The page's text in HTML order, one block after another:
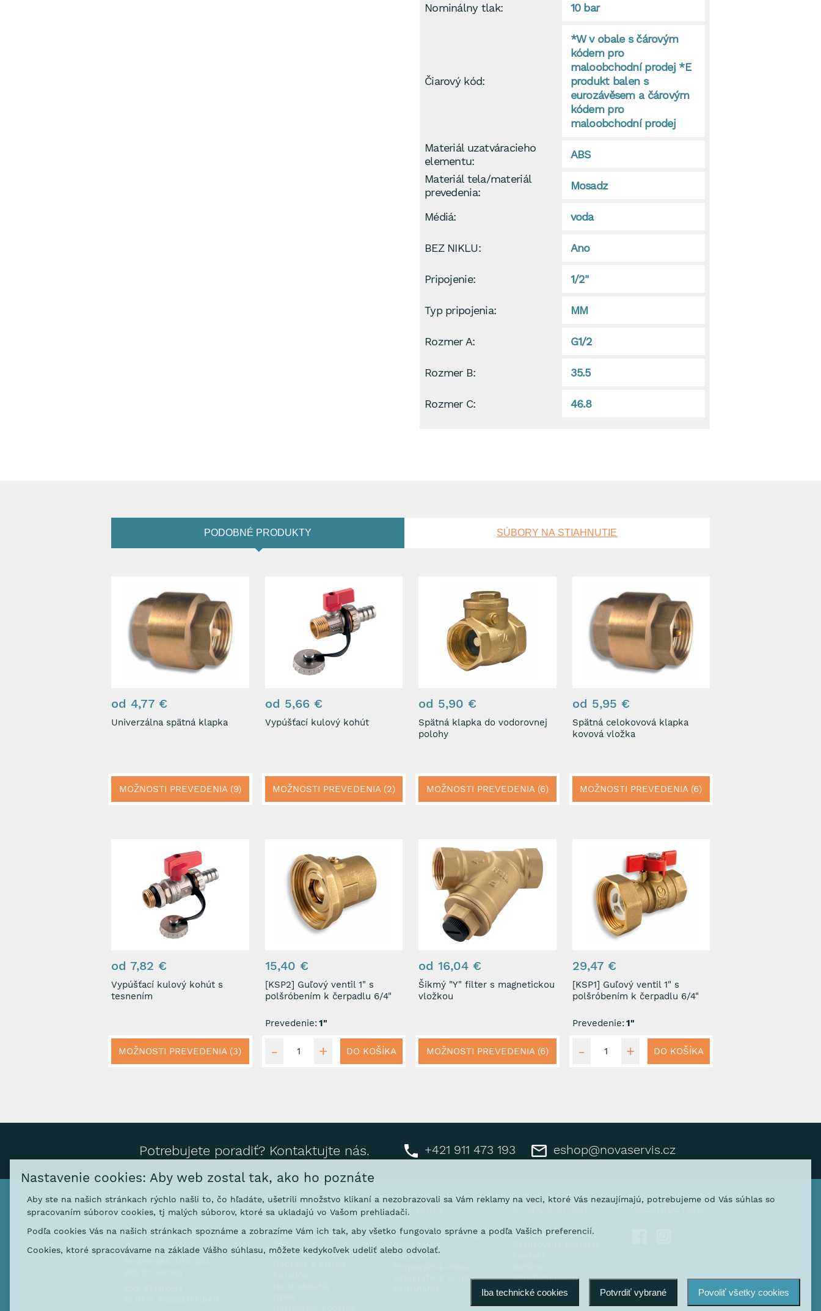
Nominálny tlak: 10 bar
Čiarový kód:
*W v obale s čárovým
kódem pro
maloobchodní prodej *E
produkt balen s
eurozávěsem a čárovým
kódem pro
maloobchodní prodej
Materiál uzatváracieho
elementu:
ABS
Materiál tela/materiál
prevedenia:
Mosadz
Médiá: voda
BEZ NIKLU: Ano
Pripojenie: 1/2"
Typ pripojenia: MM
Rozmer A: G1/2
Rozmer B: 35.5
Rozmer C: 46.8
PODOBNÉ PRODUKTY SÚBORY NA STIAHNUTIE
od 4,77 €
Univerzálna spätná klapka
MOŽNOSTI PREVEDENIA (9)
od 5,66 €
Vypúšťací kulový kohút
MOŽNOSTI PREVEDENIA (2)
od 5,90 €
Spätná klapka do vodorovnej
polohy
MOŽNOSTI PREVEDENIA (6)
od 5,95 €
Spätná celokovová klapka
kovová vložka
MOŽNOSTI PREVEDENIA (6)
od 7,82 €
Vypúšťací kulový kohút s
tesnením
MOŽNOSTI PREVEDENIA (3)
15,40 €
[KSP2] Guľový ventil 1" s
polšróbením k čerpadlu 6/4"
Prevedenie: 1"
DO KOŠÍKA
od 16,04 €
Šikmý "Y" filter s magnetickou
vložkou
MOŽNOSTI PREVEDENIA (6)
29,47 €
[KSP1] Guľový ventil 1" s
polšróbením k čerpadlu 6/4"
Prevedenie: 1"
DO KOŠÍKA
Potrebujete poradiť? Kontaktujte nás. +421 911 473 193 eshop@novaservis.cz
Kontakt
NOVASERVIS FERRO SK s. r
.o.
Pre zákazníkov
Prečo nakupovať u
Obchodné podmienky
Aktuality
Interaktívne katalógy
Galvanovňa
Stoláreň
Fotografie z výroby
O spoločnosti
Predstavenie firmy
Whistleblowing
Sledujte nás
Nastavenie cookies: Aby web zostal tak, ako ho poznáte
Aby ste na našich stránkach rýchlo našli to, čo hľadáte, ušetrili množstvo klikaní a nezobrazovali sa Vám reklamy na veci, ktoré Vás nezaujímajú, potrebujeme od Vás súhlas so
spracovaním súborov cookies, tj malých súborov, ktoré sa ukladajú vo Vašom prehliadači.
Podľa cookies Vás na našich stránkach spoznáme a zobrazíme Vám ich tak, aby všetko fungovalo správne a podľa Vašich preferencií.
Cookies, ktoré spracovávame na základe Vášho súhlasu, môžete kedykoľvek udeliť alebo odvolať.
Iba technické cookies Potvrdiť vybrané Povoliť všetky cookies